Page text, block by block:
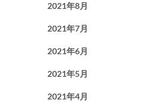
2021年8月
2021年7月
2021年6月
2021年5月
2021年4月